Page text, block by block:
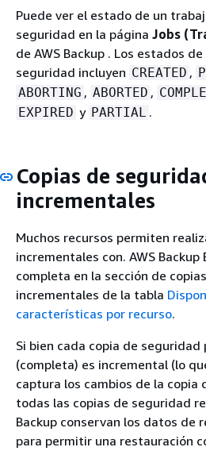
Puede ver el estado de un
seguridad en la página Jobs
de AWS Backup . Los estados
seguridad incluyen CREATED ,
ABORTING , ABORTED ,
EXPIRED y PARTIAL .
Copias de
incrementales
Muchos recursos permiten
incrementales con. AWS
completa en la sección de
incrementales de la tabla
características por recurso.
Si bien cada copia de
(completa) es incremental (lo
captura los cambios de la copia
todas las copias de seguridad
Backup conservan los datos de
para permitir una restauración